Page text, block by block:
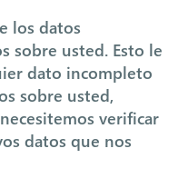
los datos
sobre usted. Esto le
dato incompleto
sobre usted,
verificar
datos que nos